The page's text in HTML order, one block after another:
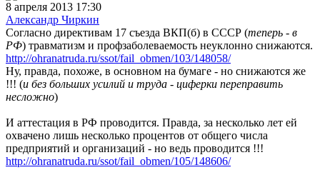
8 апреля 2013 17:30
Александр Чиркин
Согласно директивам 17 съезда ВКП(б) в СССР (теперь - в
РФ) травматизм и профзаболеваемость неуклонно снижаются.
http://ohranatruda.ru/ssot/fail_obmen/103/148058/
Ну, правда, похоже, в основном на бумаге - но снижаются же
!!! (и без больших усилий и труда - циферки переправить
несложно)
И аттестация в РФ проводится. Правда, за несколько лет ей
охвачено лишь несколько процентов от общего числа
предприятий и организаций - но ведь проводится !!!
http://ohranatruda.ru/ssot/fail_obmen/105/148606/